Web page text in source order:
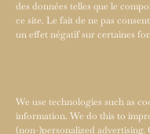
des données telles que le
ce site. Le fait de ne pas
un effet négatif sur certaines
We use technologies such as
information. We do this to
(non-)personalized